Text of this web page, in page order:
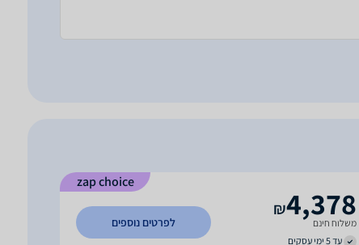
zap choice
4,378
₪
משלוח חינם
עד 5 ימי עסקים
לפרטים נוספים